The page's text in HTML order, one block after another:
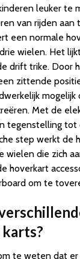
leuker te
van rijden aan
een normale
wielen. Het
drift trike. Door
zittende
Met de
tegenstelling tot
step werkt de
wielen die zich
hoverkart
om te
te weten dat